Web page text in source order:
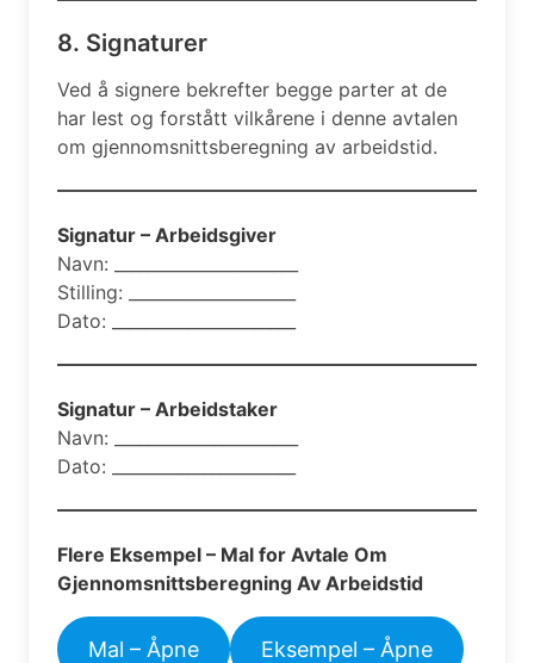
8. Signaturer
Ved å signere bekrefter begge parter at de
har lest og forstått vilkårene i denne avtalen
om gjennomsnittsberegning av arbeidstid.
Signatur – Arbeidsgiver
Navn: ______________________
Stilling: ____________________
Dato: ______________________
Signatur – Arbeidstaker
Navn: ______________________
Dato: ______________________
Flere Eksempel – Mal for Avtale Om
Gjennomsnittsberegning Av Arbeidstid
Mal – Åpne Eksempel – Åpne